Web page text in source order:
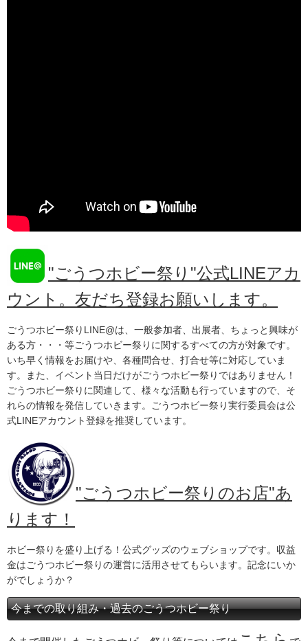
"ごうつホビー祭り"公式LINEアカ
ウント。友だち登録お願いします。
ごうつホビー祭りLINE@は、一般参加者、出展者、ちょっと興味が
ある方・・・等ごうつホビー祭りに関するすべての方が対象です。
いち早く情報をお届けや、各種問合せ、打合せ等に対応していま
す。また、イベント当日だけがごうつホビー祭りではありません！
ごうつホビー祭りに関連して、様々な活動も行っていますので、そ
れらの情報を発信していきます。ごうつホビー祭り実行委員会は公
式LINEアカウント登録を推奨しています。
"ごうつホビー祭りのお店"あ
ります！
ホビー祭りを盛り上げる！公式グッズのウェブショップです。収益
金はごうつホビー祭りの運営に活用させてもらいます。記念にいか
がでしょうか？
今までの取り組み・過去のごうつホビー祭り